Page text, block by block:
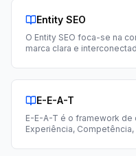
Entity SEO
O Entity SEO foca-se na
marca clara e
E-E-A-T
E-E-A-T é o framework
Experiência,